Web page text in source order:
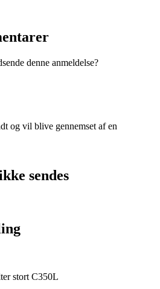
denne anmeldelse?
og vil blive gennemset af en
sendes